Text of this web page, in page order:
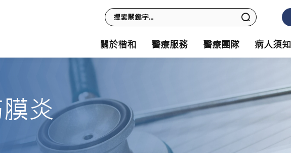
關於楷和 醫療服務 醫療團隊 病人須知
炎